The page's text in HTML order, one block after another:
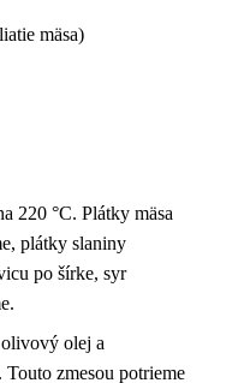
mäsa)
220 °C. Plátky mäsa
plátky slaniny
po šírke, syr
olej a
Touto zmesou potrieme